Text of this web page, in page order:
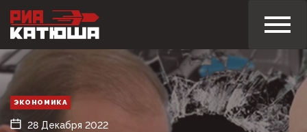
ЭКОНОМИКА
28 Декабря 2022